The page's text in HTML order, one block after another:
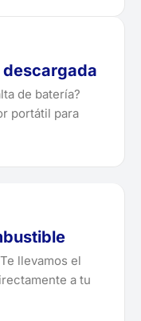
de batería?
portátil para
llevamos el
a tu